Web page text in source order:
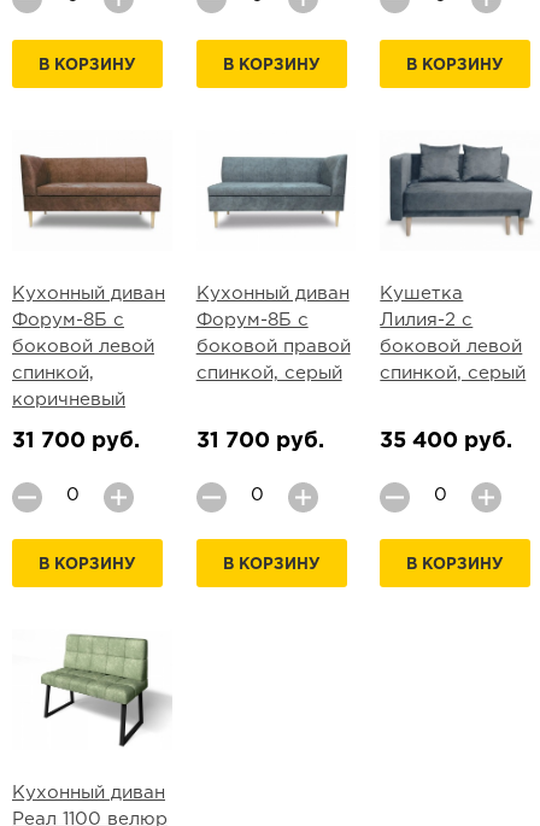
В КОРЗИНУ В КОРЗИНУ В КОРЗИНУ
Кухонный диван
Форум-8Б с
боковой левой
спинкой,
коричневый
31 700 руб.
В КОРЗИНУ
Кухонный диван
Форум-8Б с
боковой правой
спинкой, серый
31 700 руб.
В КОРЗИНУ
Кушетка
Лилия-2 с
боковой левой
спинкой, серый
35 400 руб.
В КОРЗИНУ
Кухонный диван
Реал 1100 велюр